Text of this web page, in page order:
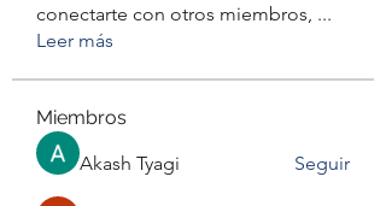
conectarte con otros miembros, ...
Leer más
Miembros
Akash Tyagi
Seguir